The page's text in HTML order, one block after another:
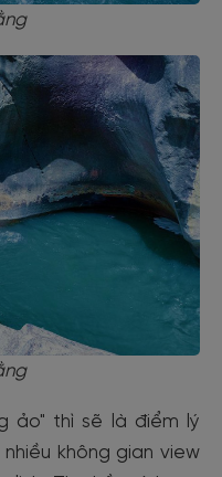
ảo" thì sẽ là điểm lý
không gian view